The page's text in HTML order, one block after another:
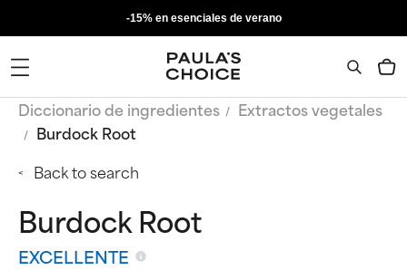
-15% en esenciales de verano
Diccionario de ingredientes
Extractos vegetales
Burdock Root
Back to search
Burdock Root
EXCELLENTE